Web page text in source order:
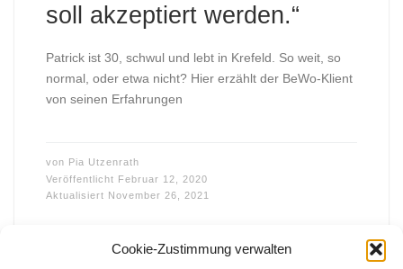
Cookie-Zustimmung verwalten
soll akzeptiert werden.“
Patrick ist 30, schwul und lebt in Krefeld. So weit, so
normal, oder etwa nicht? Hier erzählt der BeWo-Klient
von seinen Erfahrungen
von Pia Utzenrath
Veröffentlicht Februar 12, 2020
Aktualisiert November 26, 2021